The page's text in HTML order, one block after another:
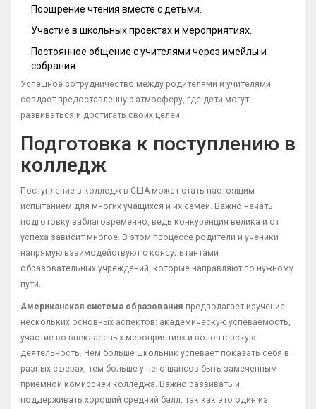
Поощрение чтения вместе с детьми.
Участие в школьных проектах и мероприятиях.
Постоянное общение с учителями через имейлы и
собрания.
Успешное сотрудничество между родителями и учителями
создает предоставленную атмосферу, где дети могут
развиваться и достигать своих целей.
Подготовка к поступлению в
колледж
Поступление в колледж в США может стать настоящим
испытанием для многих учащихся и их семей. Важно начать
подготовку заблаговременно, ведь конкуренция велика и от
успеха зависит многое. В этом процессе родители и ученики
напрямую взаимодействуют с консультантами
образовательных учреждений, которые направляют по нужному
пути.
Американская система образования предполагает изучение
нескольких основных аспектов: академическую успеваемость,
участие во внеклассных мероприятиях и волонтерскую
деятельность. Чем больше школьник успевает показать себя в
разных сферах, тем больше у него шансов быть замеченным
приемной комиссией колледжа. Важно развивать и
поддерживать хороший средний балл, так как это один из